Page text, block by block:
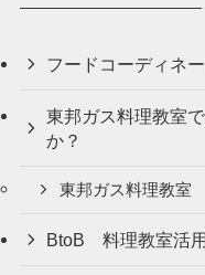
フードコーディネ
東邦ガス料理教室
か？
東邦ガス料理教室
BtoB 料理教室活